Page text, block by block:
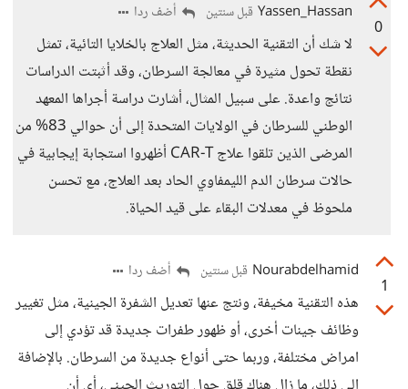
0
Yassen_Hassan قبل سنتين أضف ردا
لا شك أن التقنية الحديثة، مثل العلاج بالخلايا التائية، تمثل
نقطة تحول مثيرة في معالجة السرطان، وقد أثبتت الدراسات
نتائج واعدة. على سبيل المثال، أشارت دراسة أجراها المعهد
الوطني للسرطان في الولايات المتحدة إلى أن حوالي 83% من
المرضى الذين تلقوا علاج CAR-T أظهروا استجابة إيجابية في
حالات سرطان الدم الليمفاوي الحاد بعد العلاج، مع تحسن
ملحوظ في معدلات البقاء على قيد الحياة.
1
Nourabdelhamid قبل سنتين أضف ردا
هذه التقنية مخيفة، ونتج عنها تعديل الشفرة الجينية، مثل تغيير
وظائف جينات أخرى، أو ظهور طفرات جديدة قد تؤدي إلى
امراض مختلفة، وربما حتى أنواع جديدة من السرطان. بالإضافة